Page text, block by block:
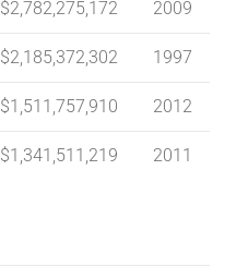
$2,782,275,172 2009
$2,185,372,302 1997
$1,511,757,910 2012
$1,341,511,219 2011